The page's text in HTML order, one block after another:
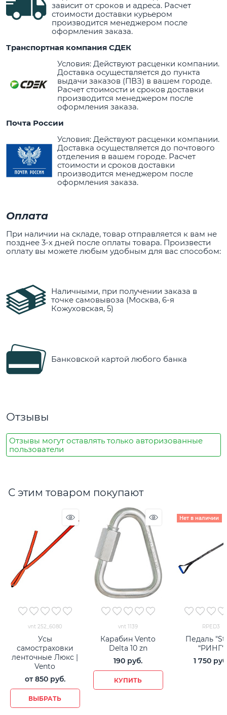
зависит от сроков и адреса. Расчет
стоимости доставки курьером
производится менеджером после
оформления заказа.
Транспортная компания СДЕК
Условия: Действуют расценки компании.
Доставка осуществляется до пункта
выдачи заказов (ПВЗ) в вашем городе.
Расчет стоимости и сроков доставки
производится менеджером после
оформления заказа.
Почта России
Условия: Действуют расценки компании.
Доставка осуществляется до почтового
отделения в вашем городе. Расчет
стоимости и сроков доставки
производится менеджером после
оформления заказа.
Оплата
При наличии на складе, товар отправляется к вам не
позднее 3-х дней после оплаты товара. Произвести
оплату вы можете любым удобным для вас способом:
Наличными, при получении заказа в
точке самовывоза (Москва, 6-я
Кожуховская, 5)
Банковской картой любого банка
Отзывы
Отзывы могут оставлять только авторизованные
пользователи
С этим товаром покупают
vnt 252_6080
Усы
самостраховки
ленточные Люкс |
Vento
от 850 руб.
ВЫБРАТЬ
vnt 1139
Карабин Vento
Delta 10 zn
190 руб.
КУПИТЬ
Нет в наличии
RPED3
Педаль
“РИНГ“
1 750